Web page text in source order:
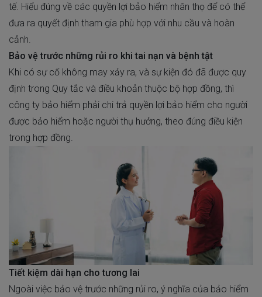
tế. Hiểu đúng về các quyền lợi bảo hiểm nhân thọ để có thể
đưa ra quyết định tham gia phù hợp với nhu cầu và hoàn
cảnh.
Bảo vệ trước những rủi ro khi tai nạn và bệnh tật
Khi có sự cố không may xảy ra, và sự kiện đó đã được quy
định trong Quy tắc và điều khoản thuộc bộ hợp đồng, thì
công ty bảo hiểm phải chi trả quyền lợi bảo hiểm cho người
được bảo hiểm hoặc người thụ hưởng, theo đúng điều kiện
trong hợp đồng.
Tiết kiệm dài hạn cho tương lai
Ngoài việc bảo vệ trước những rủi ro, ý nghĩa của bảo hiểm